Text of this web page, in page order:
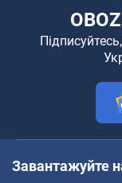
Завантажуйте